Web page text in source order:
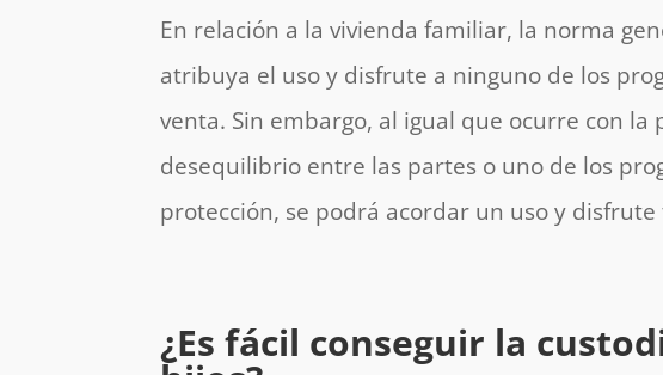
En relación a la vivienda familiar, la norma
atribuya el uso y disfrute a ninguno de los
venta. Sin embargo, al igual que ocurre con
desequilibrio entre las partes o uno de los
protección, se podrá acordar un uso y
¿Es fácil conseguir la